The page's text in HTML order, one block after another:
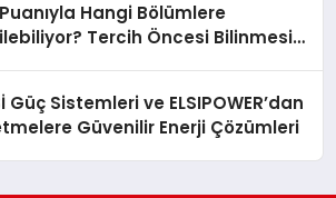
Hangi Bölümlere
Tercih Öncesi Bilinmesi
Güç Sistemleri ve ELSIPOWER’dan
Güvenilir Enerji Çözümleri